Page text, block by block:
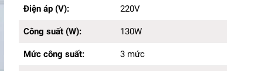
Dung tích bình chứa:
Chất liệu sản phẩm:
Lưu lượng gió:
Kích thước đóng gói (cm):54 x 37.5 x 101cm
Điện áp (V): 220V
Công suất (W): 130W
Mức công suất: 3 mức